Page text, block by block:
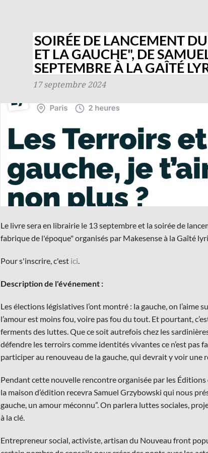
SOIRÉE DE LANCEMENT
ET LA GAUCHE", DE
SEPTEMBRE À LA GAÎTÉ
17 septembre 2024
Le livre sera en librairie le 13 septembre et la soirée de
fabrique de l'époque" organisés par Makesense à la Gaîté
Pour s'inscrire, c'est ici.
Description de l'événement :
Les élections législatives l’ont montré : la gauche, on l’aime
l’amour est moins fou, voire pas fou du tout. Et pourtant,
ferments des luttes. Que ce soit autrefois chez les
défendre les terroirs comme identités vivantes ce n’est pas
participer au renouveau de la gauche, qui devrait y voir une
Pendant cette nouvelle rencontre organisée par les
la maison d’édition recevra Samuel Grzybowski qui nous
gauche, un amour méconnu”. On parlera luttes sociales,
à la clé.
Entrepreneur social, activiste, artisan du Nouveau front